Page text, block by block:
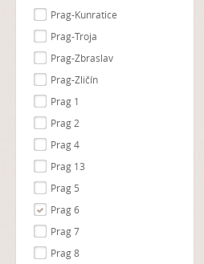
Prag-Kunratice
Prag-Troja
Prag-Zbraslav
Prag-Zličín
Prag 1
Prag 2
Prag 4
Prag 13
Prag 5
Prag 6
Prag 7
Prag 8